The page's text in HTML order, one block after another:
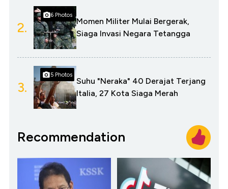
2.
6 Photos
Momen Militer Mulai Bergerak,
Siaga Invasi Negara Tetangga
3.
5 Photos
Suhu "Neraka" 40 Derajat Terjang
Italia, 27 Kota Siaga Merah
Recommendation